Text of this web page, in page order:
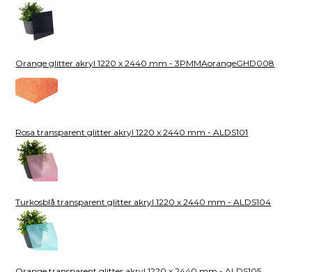
Orange glitter akryl 1220 x 2440 mm - 3PMMAorangeGHD008
Rosa transparent glitter akryl 1220 x 2440 mm - ALDS101
Turkosblå transparent glitter akryl 1220 x 2440 mm - ALDS104